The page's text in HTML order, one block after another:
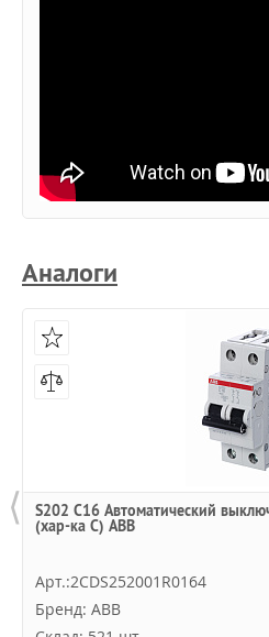
Аналоги
S202 C16 Автоматический
(хар-ка C) ABB
Арт.:2CDS252001R0164
Бренд: ABB
⟨